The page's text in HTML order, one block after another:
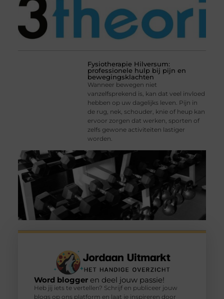
Fysiotherapie Hilversum:
professionele hulp bij pijn en
bewegingsklachten
Wanneer bewegen niet
vanzelfsprekend is, kan dat veel invloed
hebben op uw dagelijks leven. Pijn in
de rug, nek, schouder, knie of heup kan
ervoor zorgen dat werken, sporten of
zelfs gewone activiteiten lastiger
worden.
Word bloggeren deel jouw passie!
Heb jij iets te vertellen? Schrijf en publiceer jouw
blogs op ons platform en laat je inspireren door